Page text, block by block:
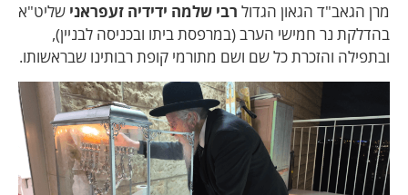
מרן הגאב"ד הגאון הגדולרבי שלמה ידידיה זעפראנישליט"א
בהדלקת נר חמישי הערב (במרפסת ביתו ובכניסה לבניין),
ובתפילה והזכרת כל שם ושם מתורמי קופת רבותינו שבראשותו.